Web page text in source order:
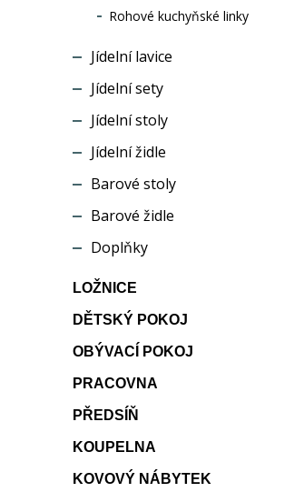
Rohové kuchyňské linky
Jídelní lavice
Jídelní sety
Jídelní stoly
Jídelní židle
Barové stoly
Barové židle
Doplňky
LOŽNICE
DĚTSKÝ POKOJ
OBÝVACÍ POKOJ
PRACOVNA
PŘEDSÍŇ
KOUPELNA
KOVOVÝ NÁBYTEK